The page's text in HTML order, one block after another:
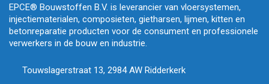
EPCE® Bouwstoffen B.V. is leverancier van vloersystemen,
injectiematerialen, composieten, gietharsen, lijmen, kitten en
betonreparatie producten voor de consument en professionele
verwerkers in de bouw en industrie.
Touwslagerstraat 13, 2984 AW Ridderkerk